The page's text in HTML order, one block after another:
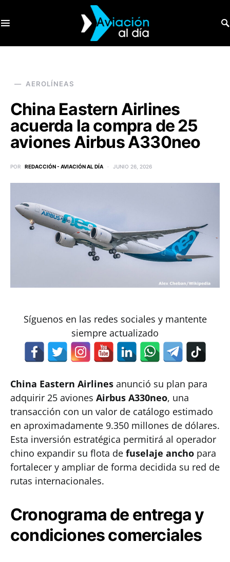
AEROLÍNEAS
China Eastern Airlines
acuerda la compra de 25
aviones Airbus A330neo
POR REDACCIÓN - AVIACIÓN AL DÍA JUNIO 26, 2026
Síguenos en las redes sociales y mantente
siempre actualizado
China Eastern Airlines anunció su plan para
adquirir 25 aviones Airbus A330neo, una
transacción con un valor de catálogo estimado
en aproximadamente 9.350 millones de dólares.
Esta inversión estratégica permitirá al operador
chino expandir su flota de fuselaje ancho para
fortalecer y ampliar de forma decidida su red de
rutas internacionales.
Cronograma de entrega y
condiciones comerciales